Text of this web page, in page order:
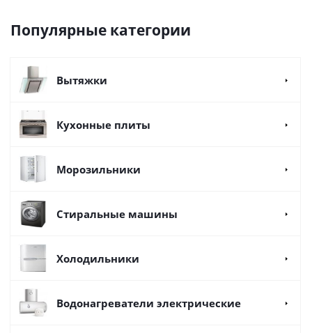
Популярные категории
Вытяжки
Кухонные плиты
Морозильники
Стиральные машины
Холодильники
Водонагреватели электрические